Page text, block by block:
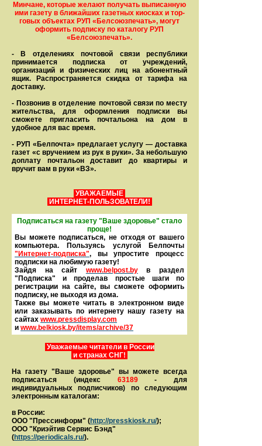
Минчане, которые желают получать вы­писанную
ими газету в бли­жай­ших газет­ных киосках и тор­
го­вых объе­ктах РУП «Белсоюзпечать», могут
оформить под­пис­ку по ка­та­ло­гу РУП
«Белсоюзпечать».
- В отделениях почтовой связи рес­пуб­лики
принимается подписка от учреждений,
организаций и фи­зи­ческих лиц на абонентный
ящик. Распространяется скидка от тарифа на
доставку.
- Позвонив в отделение почтовой связи по месту
жительства, для оформления подписки вы
сможете пригласить почтальона на дом в
удобное для вас время.
- РУП «Белпочта» предлагает услугу — доставка
газет «с вручением из рук в руки». За небольшую
доплату почтальон доставит до квартиры и
вручит вам в руки «ВЗ».
УВАЖАЕМЫЕ
ИНТЕРНЕТ-ПОЛЬЗОВАТЕЛИ!
Подписаться на газету "Ваше здоровье" стало
проще!
Вы можете подписаться, не отходя от вашего
компьютера. Пользуясь услугой Белпочты
"Интернет-подписка", вы упростите процесс
подписки на любимую газету!
Зайдя на сайт www.belpost.by
в раздел
"Подписка" и проделав простые шаги по
регистрации на сайте, вы сможете оформить
под­писку, не выходя из дома.
Также вы можете читать в элек­тронном виде
или заказывать по интернету нашу газету на
сайтах www.pressdisplay.com
и www.belkiosk.by/items/archive/37
Уважаемые читатели в России
и странах СНГ!
На газету "Ваше здоровье" вы можете всегда
подписаться (индекс 63189- для
индивидуальных подписчиков) по следующим
электронным каталогам:
в России:
ООО "Прессинформ" (http://presskiosk.ru/);
ООО "Криэйтив Сервис Бэнд"
(https://periodicals.ru/).